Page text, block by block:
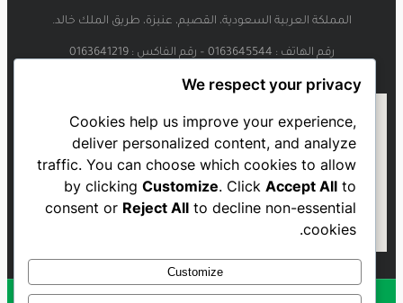
المملكة العربية السعودية، القصيم، عنيزة، طريق الملك خالد.
رقم الهاتف : 0163645544 – رقم الفاكس : 0163641219
We respect your privacy
Cookies help us improve your experience,
deliver personalized content, and analyze
traffic. You can choose which cookies to allow
by clickingCustomize. ClickAccept All to
consent or Reject All to decline non-essential
cookies.
Customize